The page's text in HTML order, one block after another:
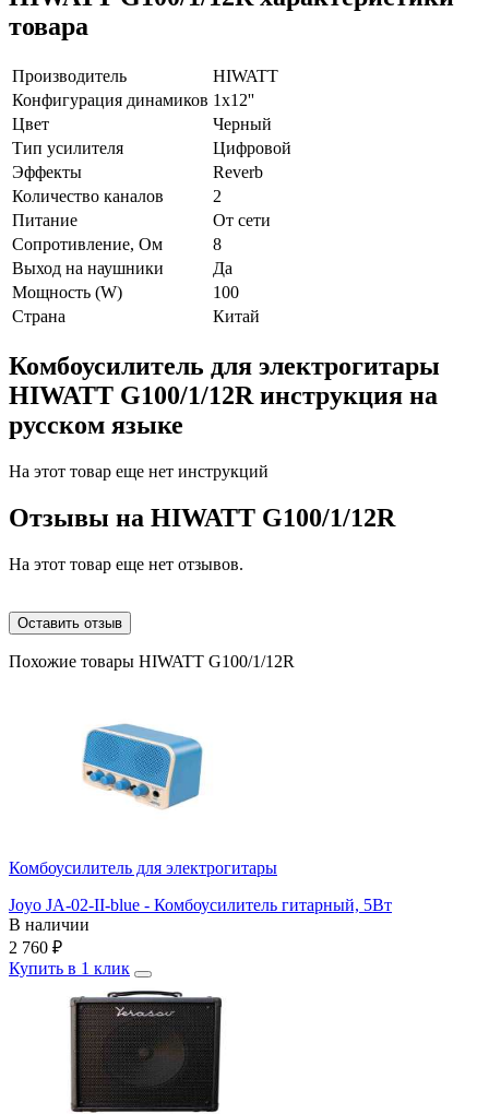
товара
Производитель
HIWATT
Конфигурация динамиков 1х12''
Цвет
Черный
Тип усилителя
Цифровой
Эффекты
Reverb
Количество каналов
2
Питание
От сети
Сопротивление, Ом
8
Выход на наушники
Да
Мощность (W)
100
Страна
Китай
Комбоусилитель для электрогитары
HIWATT G100/1/12R инструкция на
русском языке
На этот товар еще нет инструкций
Отзывы на HIWATT G100/1/12R
На этот товар еще нет отзывов.
Оставить отзыв
Похожие товары HIWATT G100/1/12R
Комбоусилитель для электрогитары
Joyo JA-02-II-blue - Комбоусилитель гитарный, 5Вт
В наличии
2 760 ₽
Купить в 1 клик